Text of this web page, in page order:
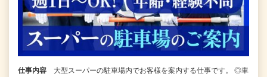
仕事内容
大型スーパーの駐車場内でお客様を案内する仕事です。 ◎車